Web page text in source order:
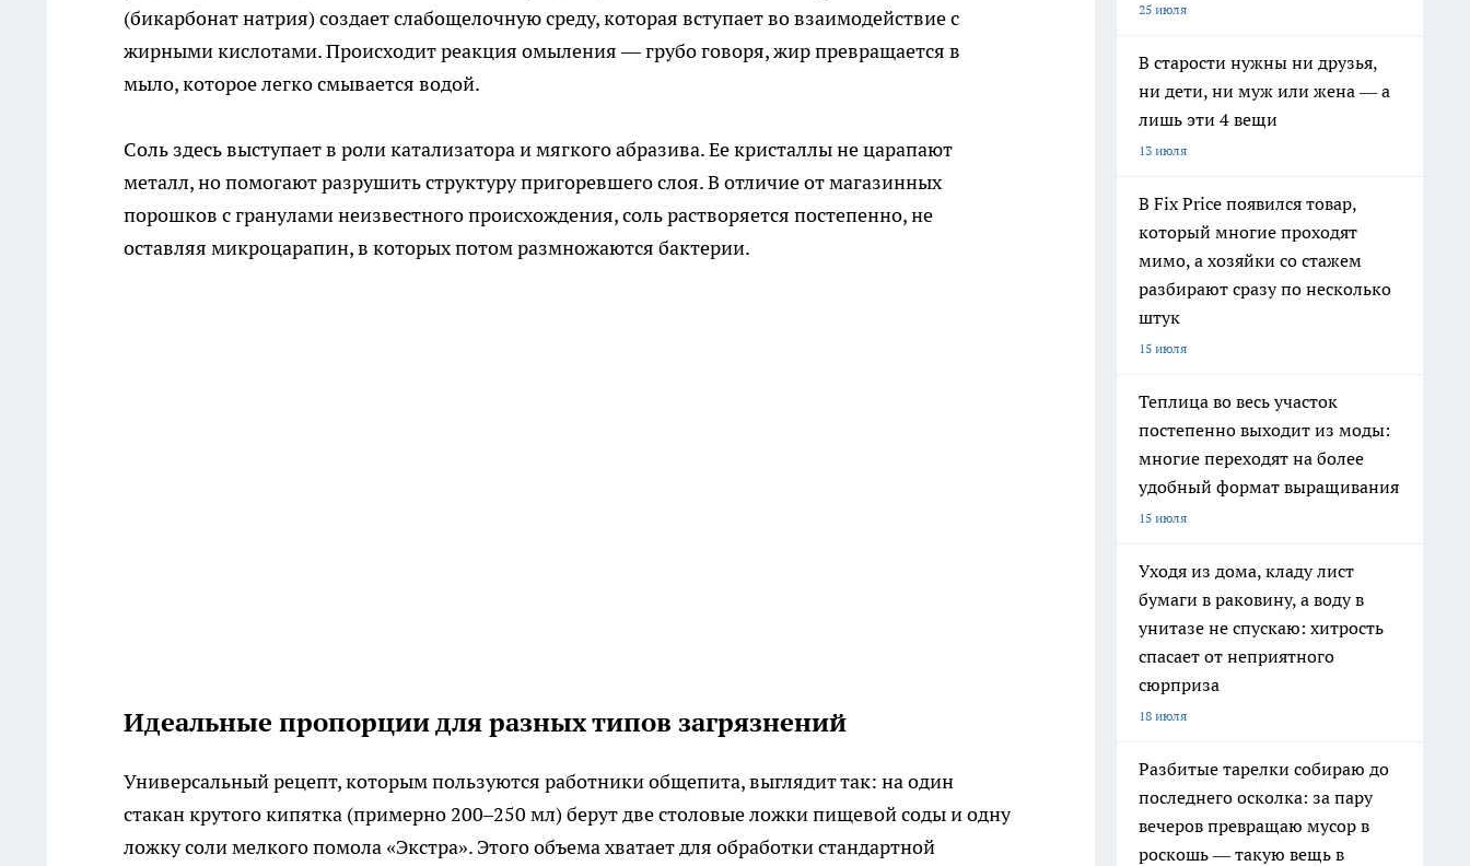
(бикарбонат натрия) создает слабощелочную среду, которая вступает во взаимодействие с
жирными кислотами. Происходит реакция омыления — грубо говоря, жир превращается в
мыло, которое легко смывается водой.
Соль здесь выступает в роли катализатора и мягкого абразива. Ее кристаллы не царапают
металл, но помогают разрушить структуру пригоревшего слоя. В отличие от магазинных
порошков с гранулами неизвестного происхождения, соль растворяется постепенно, не
оставляя микроцарапин, в которых потом размножаются бактерии.
Идеальные пропорции для разных типов загрязнений
Универсальный рецепт, которым пользуются работники общепита, выглядит так: на один
стакан крутого кипятка (примерно 200–250 мл) берут две столовые ложки пищевой соды и одну
ложку соли мелкого помола «Экстра». Этого объема хватает для обработки стандартной
25 июля
В старости нужны ни друзья,
ни дети, ни муж или жена — а
лишь эти 4 вещи
13 июля
В Fix Price появился товар,
который многие проходят
мимо, а хозяйки со стажем
разбирают сразу по несколько
штук
15 июля
Теплица во весь участок
постепенно выходит из моды:
многие переходят на более
удобный формат выращивания
15 июля
Уходя из дома, кладу лист
бумаги в раковину, а воду в
унитазе не спускаю: хитрость
спасает от неприятного
сюрприза
18 июля
Разбитые тарелки собираю до
последнего осколка: за пару
вечеров превращаю мусор в
роскошь — такую вещь в